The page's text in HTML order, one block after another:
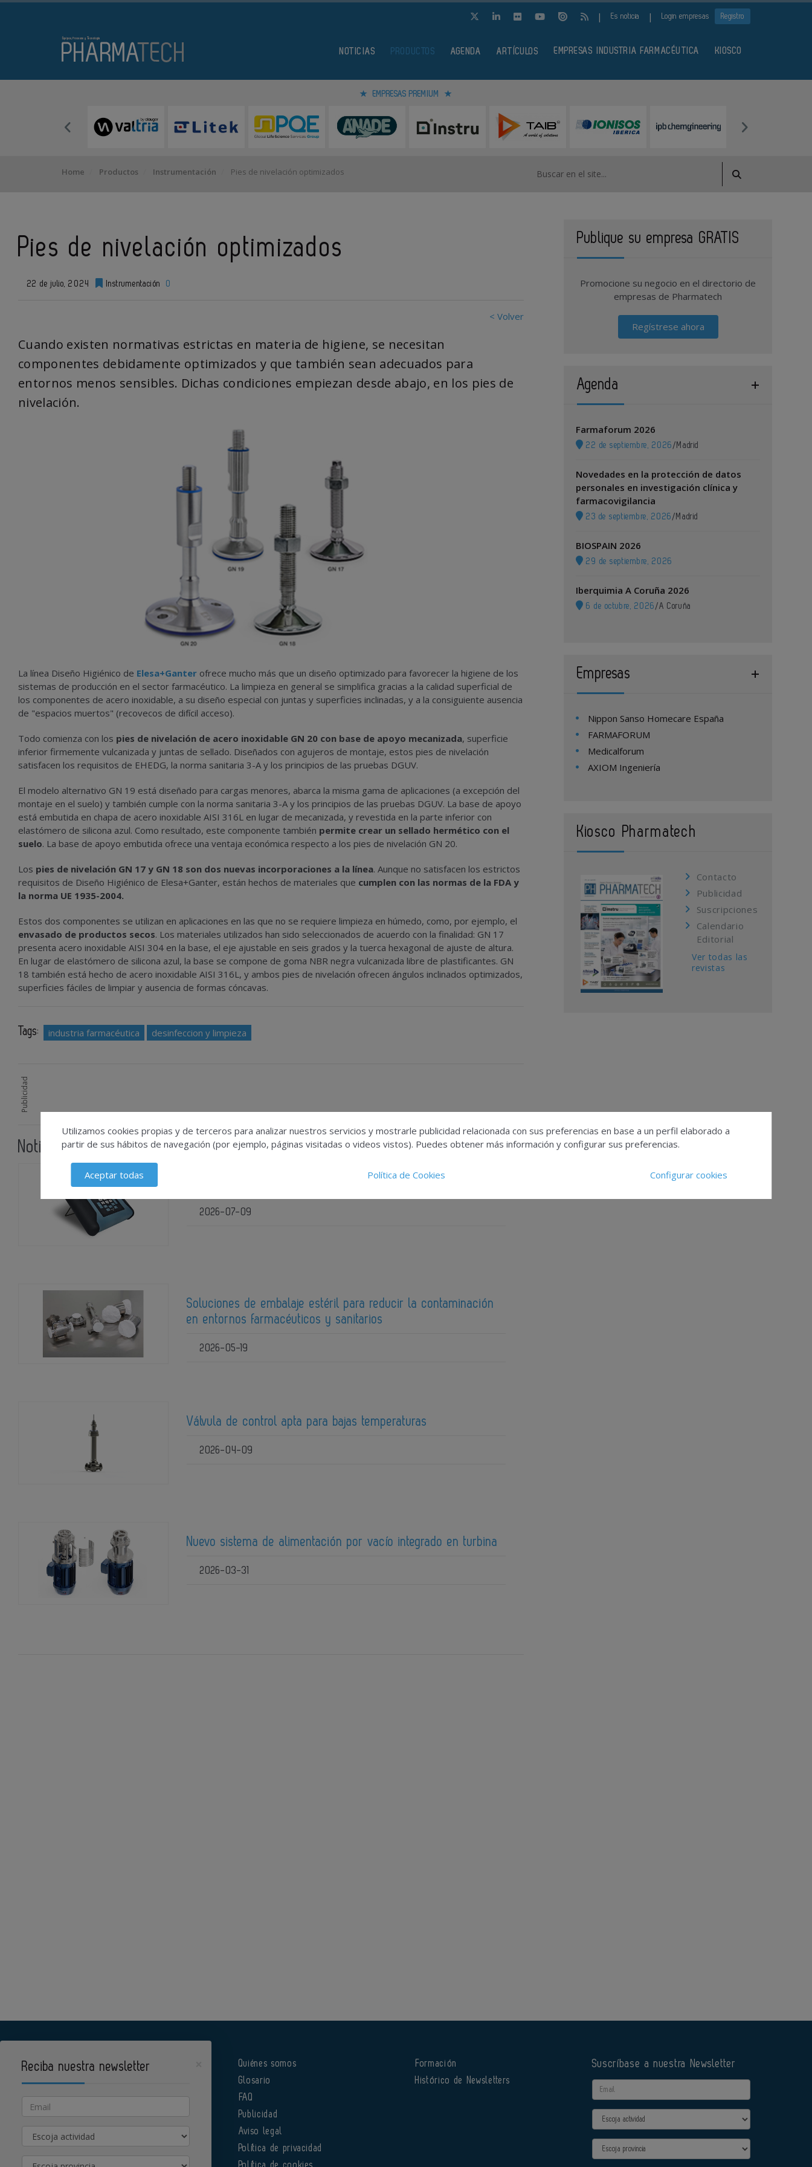
| Es noticia | Login empresas Registro
NOTICIAS PRODUCTOS AGENDA ARTÍCULOS EMPRESAS INDUSTRIA FARMACÉUTICA KIOSCO
EMPRESAS PREMIUM
Home Productos Instrumentación Pies de nivelación optimizados
Pies de nivelación optimizados
22 de julio, 2024 Instrumentación 0
< Volver
Cuando existen normativas estrictas en materia de higiene, se necesitan
componentes debidamente optimizados y que también sean adecuados para
entornos menos sensibles. Dichas condiciones empiezan desde abajo, en los pies de
nivelación.
La línea Diseño Higiénico de Elesa+Ganter ofrece mucho más que un diseño optimizado para favorecer la higiene de los
sistemas de producción en el sector farmacéutico. La limpieza en general se simplifica gracias a la calidad superficial de
los componentes de acero inoxidable, a su diseño especial con juntas y superficies inclinadas, y a la consiguiente ausencia
de "espacios muertos" (recovecos de difícil acceso).
Todo comienza con los pies de nivelación de acero inoxidable GN 20 con base de apoyo mecanizada, superficie
inferior firmemente vulcanizada y juntas de sellado. Diseñados con agujeros de montaje, estos pies de nivelación
satisfacen los requisitos de EHEDG, la norma sanitaria 3-A y los principios de las pruebas DGUV.
El modelo alternativo GN 19 está diseñado para cargas menores, abarca la misma gama de aplicaciones (a excepción del
montaje en el suelo) y también cumple con la norma sanitaria 3-A y los principios de las pruebas DGUV. La base de apoyo
está embutida en chapa de acero inoxidable AISI 316L en lugar de mecanizada, y revestida en la parte inferior con
elastómero de silicona azul. Como resultado, este componente también permite crear un sellado hermético con el
suelo. La base de apoyo embutida ofrece una ventaja económica respecto a los pies de nivelación GN 20.
Los pies de nivelación GN 17 y GN 18 son dos nuevas incorporaciones a la línea. Aunque no satisfacen los estrictos
requisitos de Diseño Higiénico de Elesa+Ganter, están hechos de materiales que cumplen con las normas de la FDA y
la norma UE 1935-2004.
Estos dos componentes se utilizan en aplicaciones en las que no se requiere limpieza en húmedo, como, por ejemplo, el
envasado de productos secos. Los materiales utilizados han sido seleccionados de acuerdo con la finalidad: GN 17
presenta acero inoxidable AISI 304 en la base, el eje ajustable en seis grados y la tuerca hexagonal de ajuste de altura.
En lugar de elastómero de silicona azul, la base se compone de goma NBR negra vulcanizada libre de plastificantes. GN
18 también está hecho de acero inoxidable AISI 316L, y ambos pies de nivelación ofrecen ángulos inclinados optimizados,
superficies fáciles de limpiar y ausencia de formas cóncavas.
Tags: industria farmacéutica desinfeccion y limpieza
Publicidad
Noticias relacionadas
2026-07-09
Soluciones de embalaje estéril para reducir la contaminación
en entornos farmacéuticos y sanitarios
2026-05-19
Válvula de control apta para bajas temperaturas
2026-04-09
Nuevo sistema de alimentación por vacío integrado en turbina
2026-03-31
Publique su empresa GRATIS
Promocione su negocio en el directorio de
empresas de Pharmatech
Regístrese ahora
Agenda
Farmaforum 2026
22 de septiembre, 2026 / Madrid
Novedades en la protección de datos
personales en investigación clínica y
farmacovigilancia
23 de septiembre, 2026 / Madrid
BIOSPAIN 2026
29 de septiembre, 2026
Iberquimia A Coruña 2026
6 de octubre, 2026 /A Coruña
Empresas
Nippon Sanso Homecare España
FARMAFORUM
Medicalforum
AXIOM Ingeniería
Kiosco Pharmatech
Contacto
Publicidad
Suscripciones
Calendario
Editorial
Ver todas las
revistas
Quiénes somos
Glosario
FAQ
Publicidad
Aviso legal
Política de privacidad
Formación
Histórico de Newsletters
Suscríbase a nuestra Newsletter
Email
Actividad
Provincia
Utilizamos cookies propias y de terceros para analizar nuestros servicios y mostrarle publicidad relacionada con sus preferencias en base a un perfil elaborado a
partir de sus hábitos de navegación (por ejemplo, páginas visitadas o videos vistos). Puedes obtener más información y configurar sus preferencias.
Aceptar todas Política de Cookies Configurar cookies
Reciba nuestra newsletter
Email
Actividad
Provincia